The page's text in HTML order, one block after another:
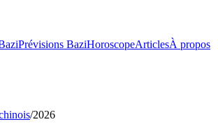
Prévisions BaziHoroscopeArticlesÀ propos
/2026